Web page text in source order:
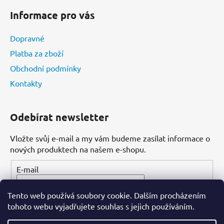
Tento web používá soubory cookie. Dalším procházením
tohoto webu vyjadřujete souhlas s jejich používáním.
Informace pro vás
Dopravné
Platba za zboží
Obchodní podmínky
Kontakty
Odebírat newsletter
Vložte svůj e-mail a my vám budeme zasílat informace o
nových produktech na našem e-shopu.
E-mail
PŘIHLÁSIT SE